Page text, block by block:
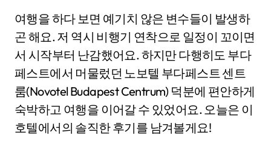
여행을 하다 보면 예기치 않은 변수들이 발생하
곤 해요. 저 역시 비행기 연착으로 일정이 꼬이면
서 시작부터 난감했어요. 하지만 다행히도 부다
페스트에서 머물렀던 노보텔 부다페스트 센트
룸(Novotel Budapest Centrum) 덕분에 편안하게
숙박하고 여행을 이어갈 수 있었어요. 오늘은 이
호텔에서의 솔직한 후기를 남겨볼게요!